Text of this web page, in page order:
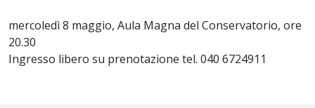
mercoledì 8 maggio, Aula Magna del Conservatorio, ore
20.30
Ingresso libero su prenotazione tel. 040 6724911